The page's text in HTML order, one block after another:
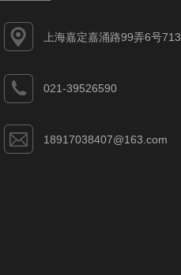
上海嘉定嘉涌路99弄6号713
021-39526590
18917038407@163.com